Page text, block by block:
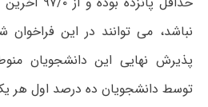
نباشد، می توانند در این
پذیرش نهایی این دانشجویان
توسط دانشجویان ده درصد اول هر